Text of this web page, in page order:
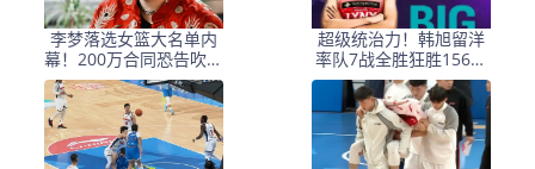
李梦落选女篮大名单内
幕！200万合同恐告吹，
她被迫远走土耳其求生
超级统治力！韩旭留洋
率队7战全胜狂胜156分
升联赛第二逼近榜首